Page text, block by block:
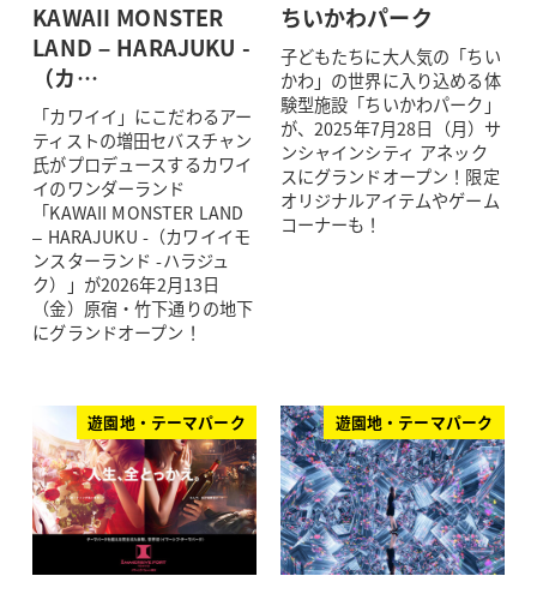
KAWAII MONSTER
LAND – HARAJUKU -
（カ…
「カワイイ」にこだわるアー
ティストの増田セバスチャン
氏がプロデュースするカワイ
イのワンダーランド
「KAWAII MONSTER LAND
– HARAJUKU -（カワイイモ
ンスターランド -ハラジュ
ク）」が2026年2月13日
（金）原宿・竹下通りの地下
にグランドオープン！
ちいかわパーク
子どもたちに大人気の「ちい
かわ」の世界に入り込める体
験型施設「ちいかわパーク」
が、2025年7月28日（月）サ
ンシャインシティ アネック
スにグランドオープン！限定
オリジナルアイテムやゲーム
コーナーも！
遊園地・テーマパーク 遊園地・テーマパーク